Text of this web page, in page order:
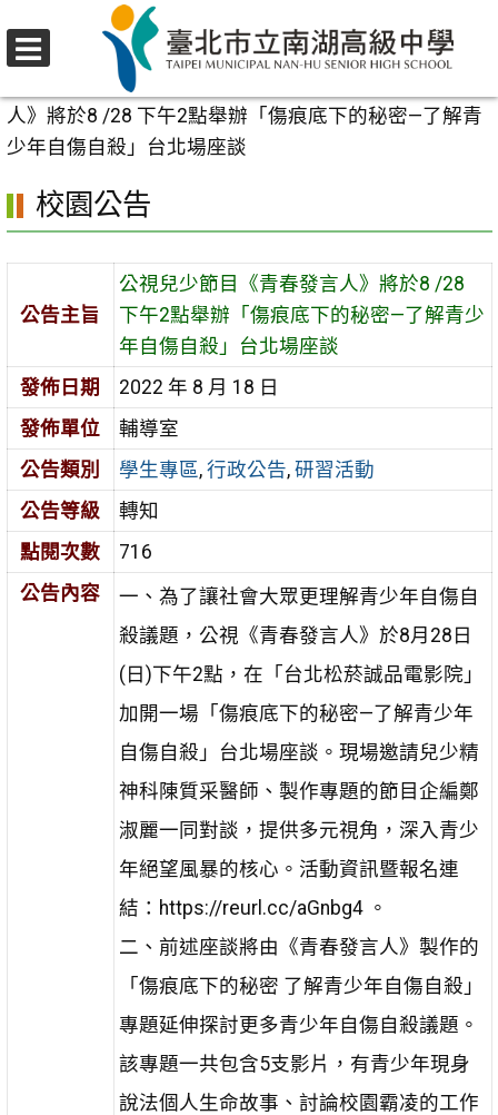
至
要
內
校園公告
人》將於8 /28 下午2點舉辦「傷痕底下的秘密—了解青
少年自傷自殺」台北場座談
校園公告
公告主旨
公視兒少節目《青春發言人》將於8 /28
下午2點舉辦「傷痕底下的秘密—了解青少
年自傷自殺」台北場座談
發佈日期
2022 年 8 月 18 日
發佈單位
輔導室
公告類別
學生專區, 行政公告, 研習活動
公告等級
轉知
點閱次數
716
公告內容
一、為了讓社會大眾更理解青少年自傷自
殺議題，公視《青春發言人》於8月28日
(日)下午2點，在「台北松菸誠品電影院」
加開一場「傷痕底下的秘密—了解青少年
自傷自殺」台北場座談。現場邀請兒少精
神科陳質采醫師、製作專題的節目企編鄭
淑麗一同對談，提供多元視角，深入青少
年絕望風暴的核心。活動資訊暨報名連
結：https://reurl.cc/aGnbg4 。
二、前述座談將由《青春發言人》製作的
「傷痕底下的秘密 了解青少年自傷自殺」
專題延伸探討更多青少年自傷自殺議題。
該專題一共包含5支影片，有青少年現身
說法個人生命故事、討論校園霸凌的工作
選
單